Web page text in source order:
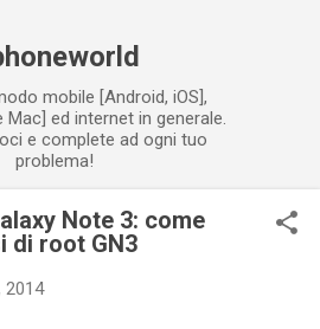
mobile [Android, iOS],
ed internet in generale.
e complete ad ogni tuo
problema!
Note 3: come
di root GN3
2014